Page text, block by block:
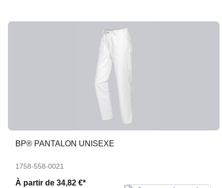
BP® PANTALON UNISEXE
1758-558-0021
À partir de 34,82 €*